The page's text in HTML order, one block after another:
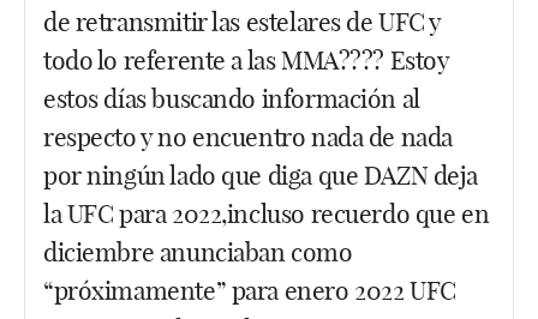
de retransmitir las estelares de UFC y
todo lo referente a las MMA???? Estoy
estos días buscando información al
respecto y no encuentro nada de nada
por ningún lado que diga que DAZN deja
la UFC para 2022,incluso recuerdo que en
diciembre anunciaban como
“próximamente” para enero 2022 UFC